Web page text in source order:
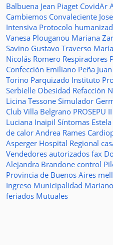
Balbuena Jean Piaget CovidAr
Cambiemos Convaleciente
Intensiva Protocolo
Vanesa Plouganou Mariana
Savino Gustavo Traverso
Nicolás Romero Respiradores
Confección Emiliano Peña
Torino Parquizado Instituto
Serbielle Obesidad Refacción
Licina Tessone Simulador
Club Villa Belgrano PROSEPU II
Luciana Inaipil Síntomas
de calor Andrea Rames
Asperger Hospital Regional
Vendedores autorizados fax
Alejandra Brandone control
Provincia de Buenos Aires
Ingreso Municipalidad
feriados Mutuales